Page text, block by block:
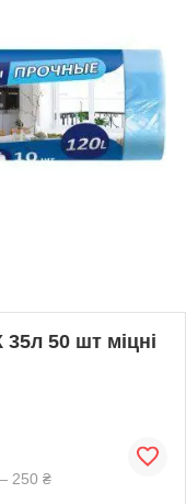
50 шт міцні
250 ₴